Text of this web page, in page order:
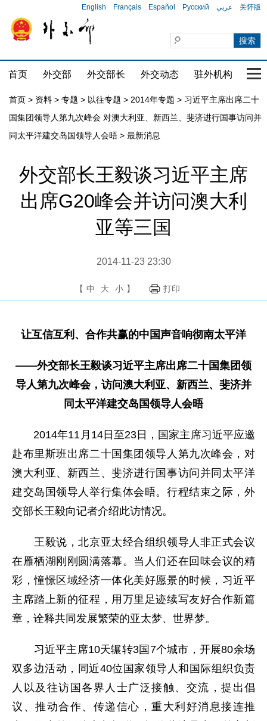
English Français Español Русский عربي 关怀版
首页 外交部 外交部长 外交动态 驻外机构 国
首页 > 资料 > 专题 > 以往专题 > 2014年专题 > 习近平主席出席二十
国集团领导人第九次峰会 对澳大利亚、新西兰、斐济进行国事访问并
同太平洋建交岛国领导人会晤 > 最新消息
外交部长王毅谈习近平主席
出席G20峰会并访问澳大利
亚等三国
2014-11-23 23:30
【 中 大 小 】 打印
让互信互利、合作共赢的中国声音响彻南太平洋
——外交部长王毅谈习近平主席出席二十国集团领
导人第九次峰会，访问澳大利亚、新西兰、斐济并
同太平洋建交岛国领导人会晤
2014年11月14日至23日，国家主席习近平应邀
赴布里斯班出席二十国集团领导人第九次峰会，对
澳大利亚、新西兰、斐济进行国事访问并同太平洋
建交岛国领导人举行集体会晤。行程结束之际，外
交部长王毅向记者介绍此访情况。
王毅说，北京亚太经合组织领导人非正式会议
在雁栖湖刚刚圆满落幕。当人们还在回味会议的精
彩，憧憬区域经济一体化美好愿景的时候，习近平
主席踏上新的征程，用万里足迹续写友好合作新篇
章，诠释共同发展繁荣的亚太梦、世界梦。
习近平主席10天辗转3国7个城市，开展80余场
双多边活动，同近40位国家领导人和国际组织负责
人以及往访国各界人士广泛接触、交流，提出倡
议、推动合作、传递信心，重大利好消息接连推